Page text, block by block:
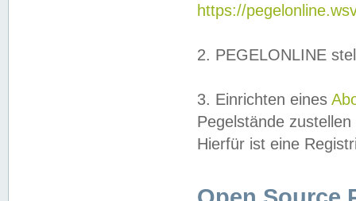
https://
2. PEGELONLINE
3. Einrichten eines
Pegelstände
Hierfür ist eine